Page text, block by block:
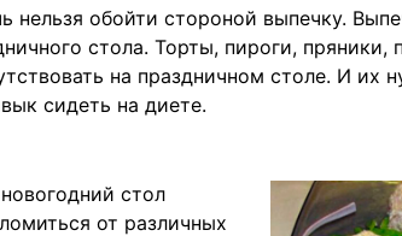
нельзя обойти стороной выпечку.
стола. Торты, пироги, пряники,
на праздничном столе. И их
сидеть на диете.
стол
от различных